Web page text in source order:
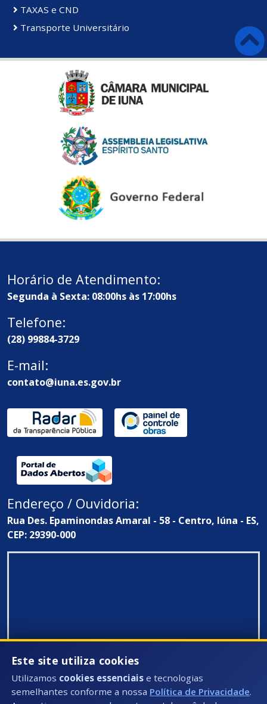
TAXAS e CND
Transporte Universitário
Horário de Atendimento:
Segunda à Sexta: 08:00hs às 17:00hs
Telefone:
(28) 99884-3729
E-mail:
contato@iuna.es.gov.br
Endereço / Ouvidoria:
Rua Des. Epaminondas Amaral - 58 - Centro, Iúna - ES,
CEP: 29390-000
Este site utiliza cookies
Utilizamos cookies essenciais e tecnologias
semelhantes conforme a nossa Política de Privacidade.